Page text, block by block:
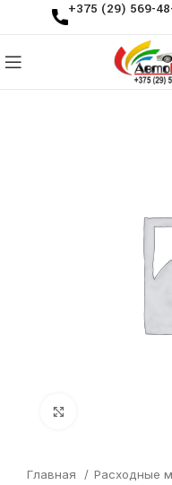
+375 (29) 569-
Главная
Расходные